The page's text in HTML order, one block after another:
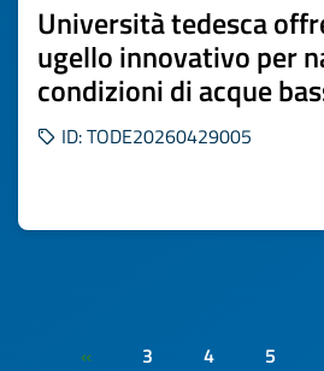
Università tedesca
ugello innovativo per
condizioni di acque
ID: TODE20260429005
« 3 4 5